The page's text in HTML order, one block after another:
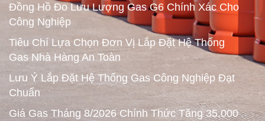
Đồng Hồ Đo Lưu Lượng Gas G6 Chính Xác Cho
Công Nghiệp
Tiêu Chí Lựa Chọn Đơn Vị Lắp Đặt Hệ Thống
Gas Nhà Hàng An Toàn
Lưu Ý Lắp Đặt Hệ Thống Gas Công Nghiệp Đạt
Chuẩn
Giá Gas Tháng 8/2026 Chính Thức Tăng 35.000